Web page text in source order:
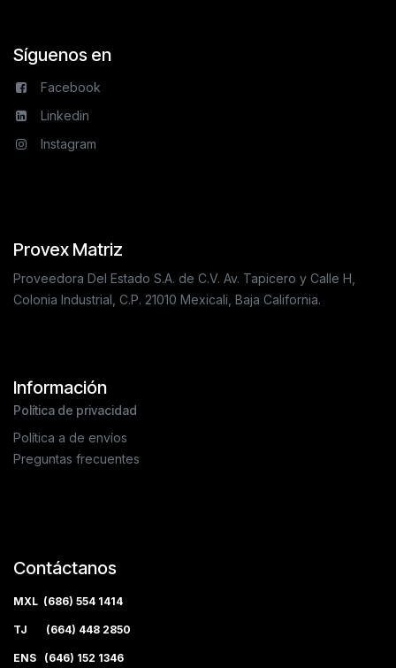
Síguenos en
Facebook
Linkedin
Instagram
Provex Matriz
Proveedora Del Estado S.A. de C.V. Av. Tapicero y Calle H,
Colonia Industrial, C.P. 21010 Mexicali, Baja California.
Información
Política de privacidad
Política a de envíos
Preguntas frecuentes
Contáctanos
MXL (686) 554 1414
TJ (664) 448 2850
ENS (646) 152 1346